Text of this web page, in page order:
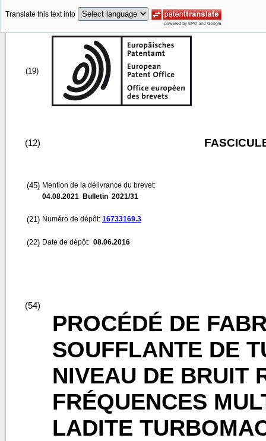
Translate this text into
(19)
(12)
(45) Mention de la délivrance du brevet:
04.08.2021 Bulletin 2021/31
(21) Numéro de dépôt: 16733169.3
(22) Date de dépôt: 08.06.2016
(54)
PROCÉDÉ DE
SOUFFLANTE DE
NIVEAU DE BRUIT
FRÉQUENCES
LADITE